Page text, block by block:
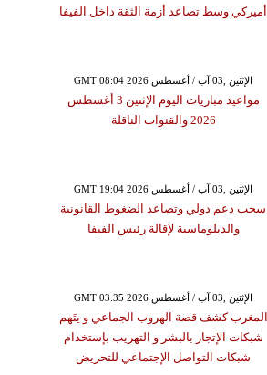
أميركي وسط تصاعد أزمة الثقة داخل الفيفا
GMT 08:04 2026 الإثنين ,03 آب / أغسطس
مواعيد مباريات اليوم الإثنين 3 أغسطس
2026 والقنوات الناقلة
GMT 19:04 2026 الإثنين ,03 آب / أغسطس
سحب دعم دولي وتصاعد الضغوط القانونية
والدبلوماسية لإقالة رئيس الفيفا
GMT 03:35 2026 الإثنين ,03 آب / أغسطس
المغرب كشف قصة الهروب الجماعي و يتَهم
شبكات الإتجار بالبشر و التهريب بإستخدام
شبكات التواصل الإجتماعي للتحريض